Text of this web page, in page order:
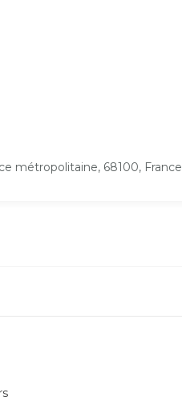
métropolitaine, 68100, France